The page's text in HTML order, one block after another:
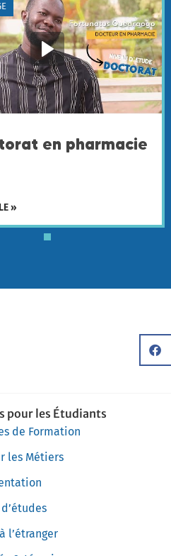
en pharmacie
»
pour les Étudiants
de Formation
les Métiers
l’étranger